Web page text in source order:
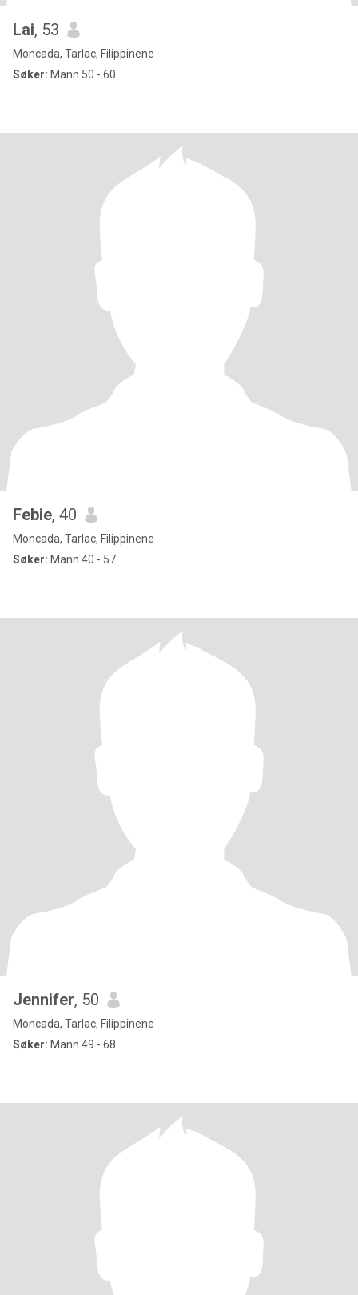
Lai, 53
Moncada, Tarlac, Filippinene
Søker: Mann 50 - 60
Febie, 40
Moncada, Tarlac, Filippinene
Søker: Mann 40 - 57
Jennifer, 50
Moncada, Tarlac, Filippinene
Søker: Mann 49 - 68